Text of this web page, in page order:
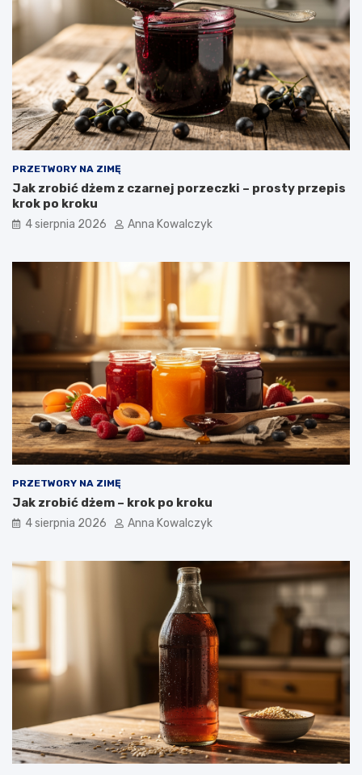
PRZETWORY NA ZIMĘ
Jak zrobić dżem z czarnej porzeczki – prosty przepis
krok po kroku
4 sierpnia 2026 Anna Kowalczyk
PRZETWORY NA ZIMĘ
Jak zrobić dżem – krok po kroku
4 sierpnia 2026 Anna Kowalczyk